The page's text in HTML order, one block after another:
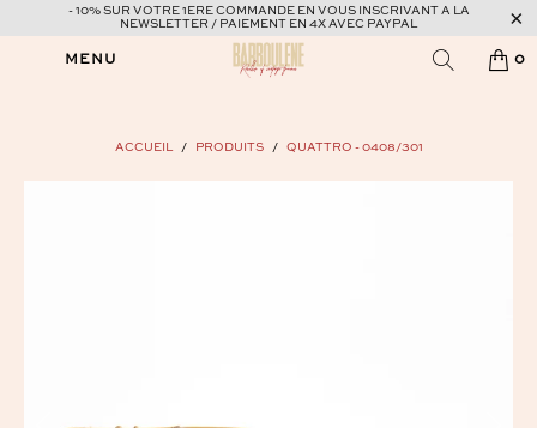
- 10% SUR VOTRE 1ERE COMMANDE EN VOUS INSCRIVANT A LA
NEWSLETTER / PAIEMENT EN 4X AVEC PAYPAL
MENU 0
ACCUEIL / PRODUITS / QUATTRO - 0408/301